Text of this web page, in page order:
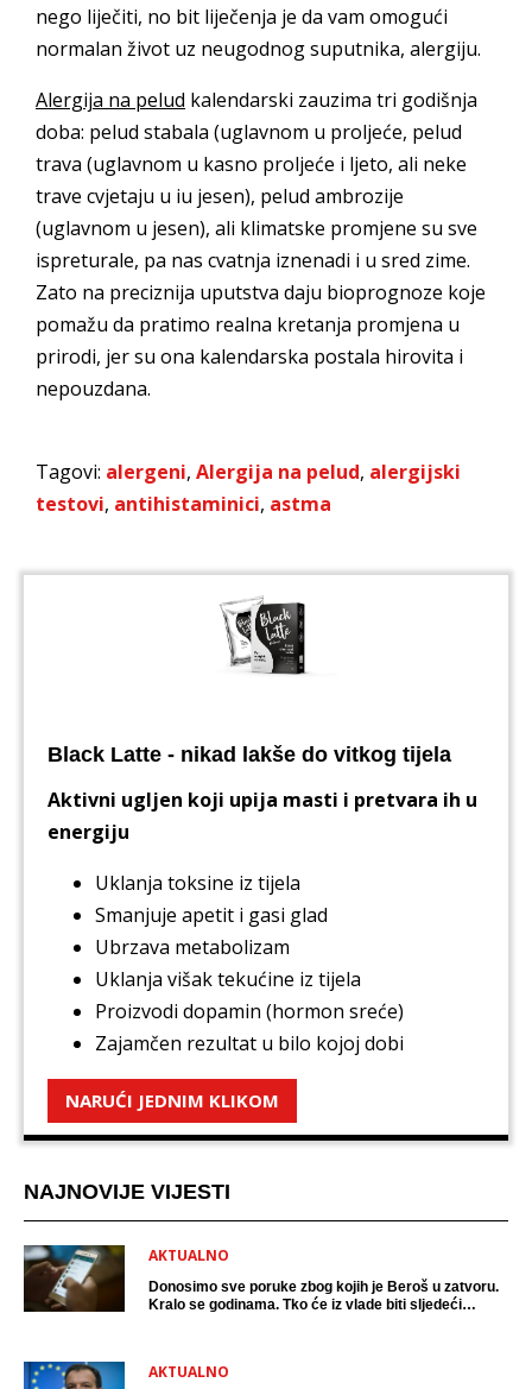
nego liječiti, no bit liječenja je da vam omogući
normalan život uz neugodnog suputnika, alergiju.
Alergija na pelud kalendarski zauzima tri godišnja
doba: pelud stabala (uglavnom u proljeće, pelud
trava (uglavnom u kasno proljeće i ljeto, ali neke
trave cvjetaju u iu jesen), pelud ambrozije
(uglavnom u jesen), ali klimatske promjene su sve
ispreturale, pa nas cvatnja iznenadi i u sred zime.
Zato na preciznija uputstva daju bioprognoze koje
pomažu da pratimo realna kretanja promjena u
prirodi, jer su ona kalendarska postala hirovita i
nepouzdana.
Tagovi: alergeni, Alergija na pelud, alergijski
testovi, antihistaminici, astma
Black Latte - nikad lakše do vitkog tijela
Aktivni ugljen koji upija masti i pretvara ih u
energiju
Uklanja toksine iz tijela
Smanjuje apetit i gasi glad
Ubrzava metabolizam
Uklanja višak tekućine iz tijela
Proizvodi dopamin (hormon sreće)
Zajamčen rezultat u bilo kojoj dobi
NARUĆI JEDNIM KLIKOM
NAJNOVIJE VIJESTI
AKTUALNO
Donosimo sve poruke zbog kojih je Beroš u zatvoru.
Kralo se godinama. Tko će iz vlade biti sljedeći
AKTUALNO